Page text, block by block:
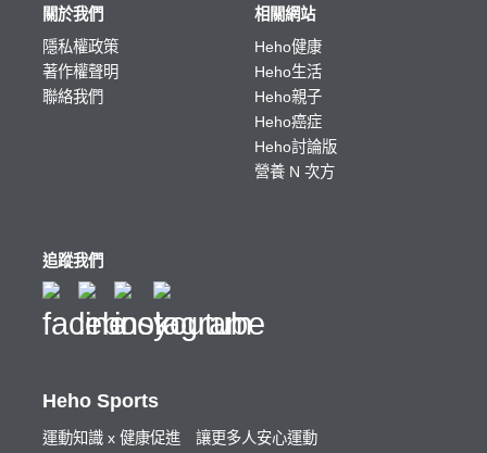
Heho Sports
運動知識 x 健康促進 讓更多人安心運動
關於我們
隱私權政策
著作權聲明
聯絡我們
相關網站
Heho健康
Heho生活
Heho親子
Heho癌症
Heho討論版
營養 N 次方
追蹤我們